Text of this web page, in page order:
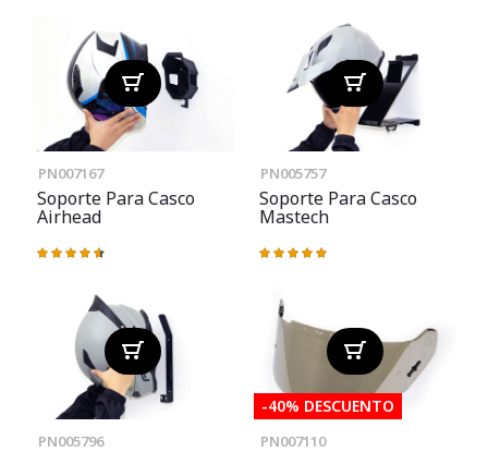
PN007167
Soporte Para Casco
Airhead
Valoración:
PN005757
Soporte Para Casco
Mastech
Valoración:
PN005796
-40% DESCUENTO
PN007110